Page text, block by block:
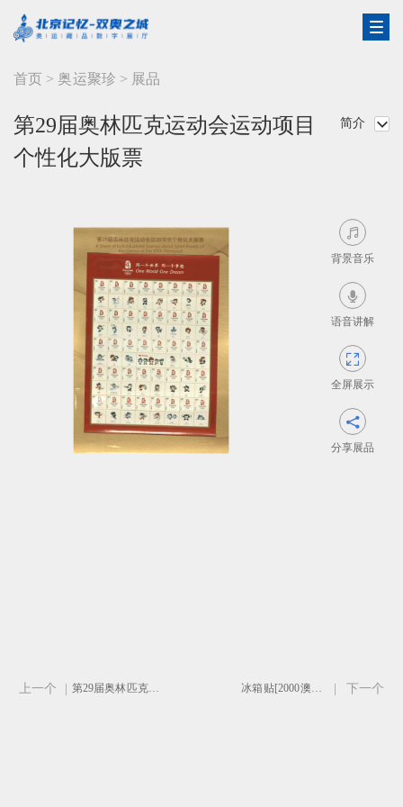
首页 > 奥运聚珍 > 展品
第29届奥林匹克运动会运动项目
个性化大版票
简介 

背景音乐

语音讲解

全屏展示

分享展品
上一个 第29届奥林匹克运动会奖状-黄色 冰箱贴[2000澳大利亚悉尼夏季奥运会吉祥物] 下一个